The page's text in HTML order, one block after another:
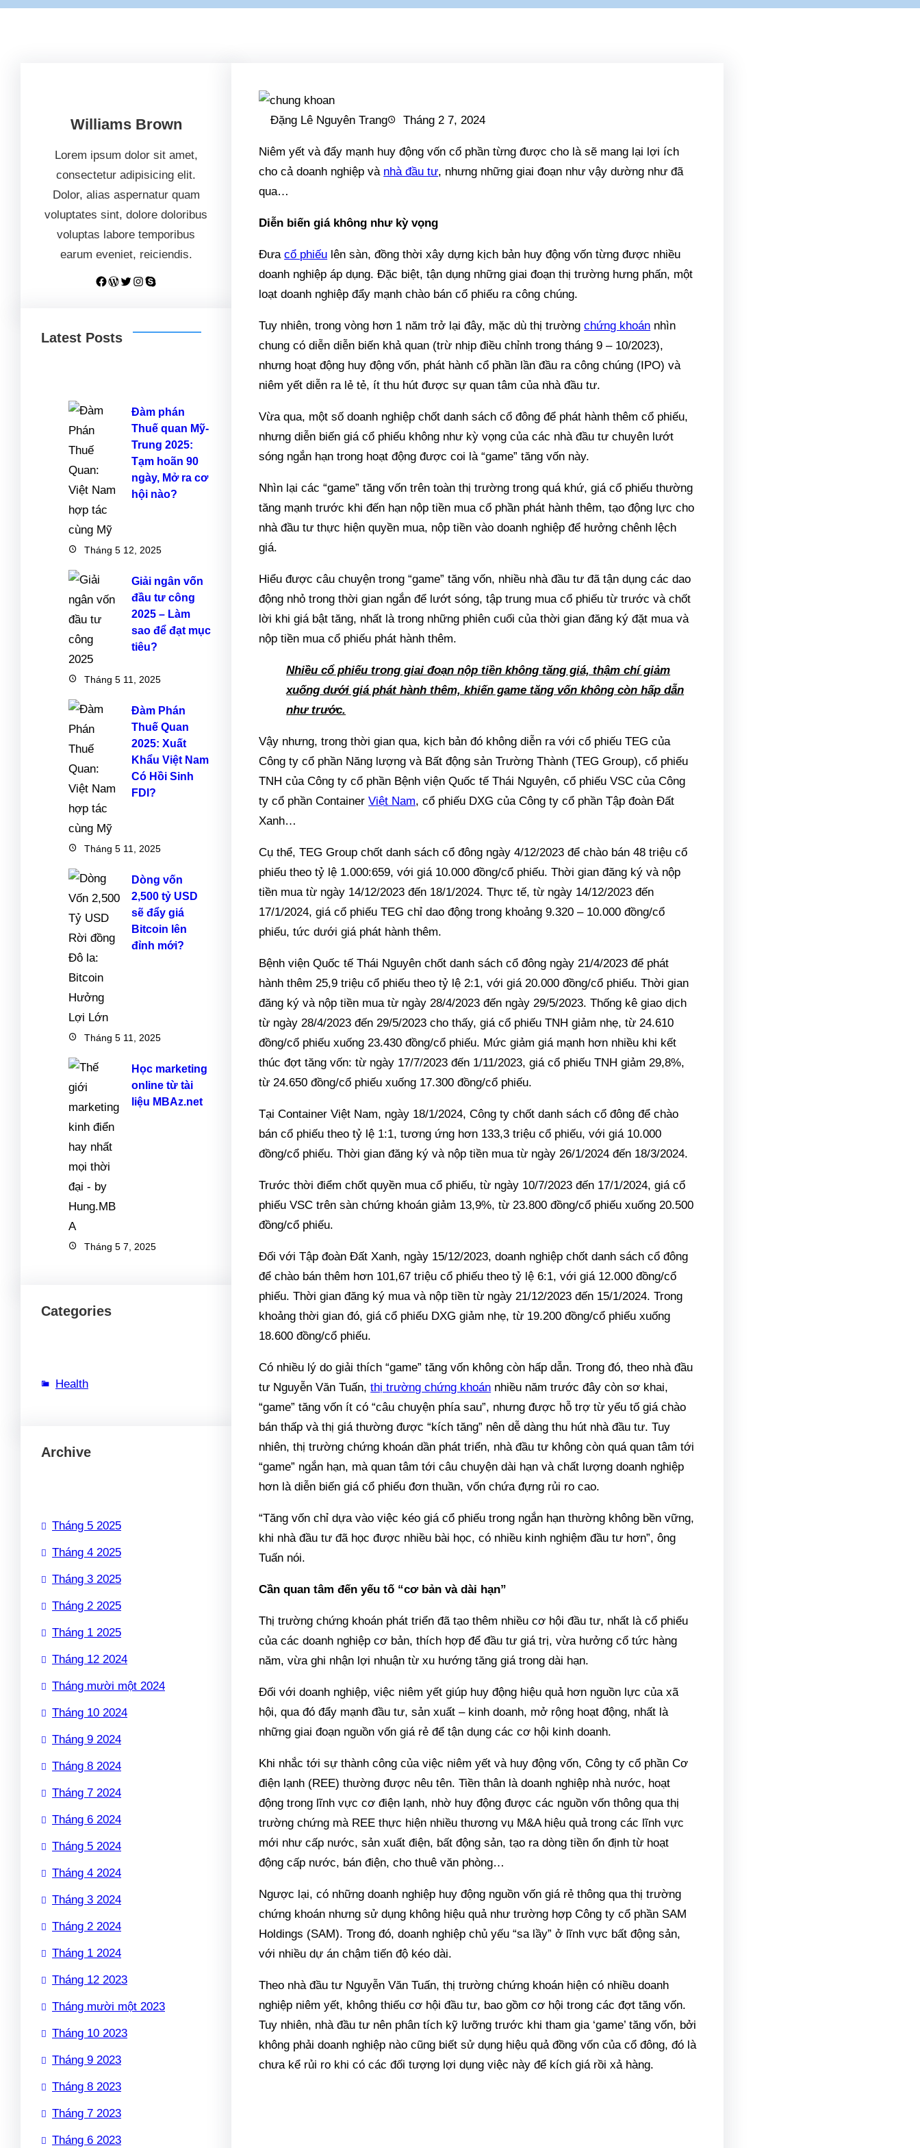
Williams Brown
Lorem ipsum dolor sit amet,
consectetur adipisicing elit.
Dolor, alias aspernatur quam
voluptates sint, dolore doloribus
voluptas labore temporibus
earum eveniet, reiciendis.
Facebook WordPress Twitter Instagram Skype
Latest Posts
Đàm phán
Thuế quan Mỹ-
Trung 2025:
Tạm hoãn 90
ngày, Mở ra cơ
hội nào?
Tháng 5 12, 2025
Giải ngân vốn
đầu tư công
2025 – Làm
sao để đạt mục
tiêu?
Tháng 5 11, 2025
Đàm Phán
Thuế Quan
2025: Xuất
Khẩu Việt Nam
Có Hồi Sinh
FDI?
Tháng 5 11, 2025
Dòng vốn
2,500 tỷ USD
sẽ đẩy giá
Bitcoin lên
đỉnh mới?
Tháng 5 11, 2025
Học marketing
online từ tài
liệu MBAz.net
Tháng 5 7, 2025
Categories
Health
Archive
Tháng 5 2025
Tháng 4 2025
Tháng 3 2025
Tháng 2 2025
Tháng 1 2025
Tháng 12 2024
Tháng mười một 2024
Tháng 10 2024
Tháng 9 2024
Tháng 8 2024
Tháng 7 2024
Tháng 6 2024
Tháng 5 2024
Tháng 4 2024
Tháng 3 2024
Tháng 2 2024
Tháng 1 2024
Tháng 12 2023
Tháng mười một 2023
Tháng 10 2023
Tháng 9 2023
Tháng 8 2023
Tháng 7 2023
Tháng 6 2023
Đặng Lê Nguyên Trang Tháng 2 7, 2024
Niêm yết và đẩy mạnh huy động vốn cổ phần từng được cho là sẽ mang lại lợi ích
cho cả doanh nghiệp và nhà đầu tư, nhưng những giai đoạn như vậy dường như đã
qua…
Diễn biến giá không như kỳ vọng
Đưacổ phiếu lên sàn, đồng thời xây dựng kịch bản huy động vốn từng được nhiều
doanh nghiệp áp dụng. Đặc biệt, tận dụng những giai đoạn thị trường hưng phấn, một
loạt doanh nghiệp đẩy mạnh chào bán cổ phiếu ra công chúng.
Tuy nhiên, trong vòng hơn 1 năm trở lại đây, mặc dù thị trườngchứng khoán nhìn
chung có diễn diễn biến khả quan (trừ nhịp điều chỉnh trong tháng 9 – 10/2023),
nhưng hoạt động huy động vốn, phát hành cổ phần lần đầu ra công chúng (IPO) và
niêm yết diễn ra lẻ tẻ, ít thu hút được sự quan tâm của nhà đầu tư.
Vừa qua, một số doanh nghiệp chốt danh sách cổ đông để phát hành thêm cổ phiếu,
nhưng diễn biến giá cổ phiếu không như kỳ vọng của các nhà đầu tư chuyên lướt
sóng ngắn hạn trong hoạt động được coi là “game” tăng vốn này.
Nhìn lại các “game” tăng vốn trên toàn thị trường trong quá khứ, giá cổ phiếu thường
tăng mạnh trước khi đến hạn nộp tiền mua cổ phần phát hành thêm, tạo động lực cho
nhà đầu tư thực hiện quyền mua, nộp tiền vào doanh nghiệp để hưởng chênh lệch
giá.
Hiểu được câu chuyện trong “game” tăng vốn, nhiều nhà đầu tư đã tận dụng các dao
động nhỏ trong thời gian ngắn để lướt sóng, tập trung mua cổ phiếu từ trước và chốt
lời khi giá bật tăng, nhất là trong những phiên cuối của thời gian đăng ký đặt mua và
nộp tiền mua cổ phiếu phát hành thêm.
Nhiều cổ phiếu trong giai đoạn nộp tiền không tăng giá, thậm chí giảm
xuống dưới giá phát hành thêm, khiến game tăng vốn không còn hấp dẫn
như trước.
Vậy nhưng, trong thời gian qua, kịch bản đó không diễn ra với cổ phiếu TEG của
Công ty cổ phần Năng lượng và Bất động sản Trường Thành (TEG Group), cổ phiếu
TNH của Công ty cổ phần Bệnh viện Quốc tế Thái Nguyên, cổ phiếu VSC của Công
ty cổ phần ContainerViệt Nam, cổ phiếu DXG của Công ty cổ phần Tập đoàn Đất
Xanh…
Cụ thể, TEG Group chốt danh sách cổ đông ngày 4/12/2023 để chào bán 48 triệu cổ
phiếu theo tỷ lệ 1.000:659, với giá 10.000 đồng/cổ phiếu. Thời gian đăng ký và nộp
tiền mua từ ngày 14/12/2023 đến 18/1/2024. Thực tế, từ ngày 14/12/2023 đến
17/1/2024, giá cổ phiếu TEG chỉ dao động trong khoảng 9.320 – 10.000 đồng/cổ
phiếu, tức dưới giá phát hành thêm.
Bệnh viện Quốc tế Thái Nguyên chốt danh sách cổ đông ngày 21/4/2023 để phát
hành thêm 25,9 triệu cổ phiếu theo tỷ lệ 2:1, với giá 20.000 đồng/cổ phiếu. Thời gian
đăng ký và nộp tiền mua từ ngày 28/4/2023 đến ngày 29/5/2023. Thống kê giao dịch
từ ngày 28/4/2023 đến 29/5/2023 cho thấy, giá cổ phiếu TNH giảm nhẹ, từ 24.610
đồng/cổ phiếu xuống 23.430 đồng/cổ phiếu. Mức giảm giá mạnh hơn nhiều khi kết
thúc đợt tăng vốn: từ ngày 17/7/2023 đến 1/11/2023, giá cổ phiếu TNH giảm 29,8%,
từ 24.650 đồng/cổ phiếu xuống 17.300 đồng/cổ phiếu.
Tại Container Việt Nam, ngày 18/1/2024, Công ty chốt danh sách cổ đông để chào
bán cổ phiếu theo tỷ lệ 1:1, tương ứng hơn 133,3 triệu cổ phiếu, với giá 10.000
đồng/cổ phiếu. Thời gian đăng ký và nộp tiền mua từ ngày 26/1/2024 đến 18/3/2024.
Trước thời điểm chốt quyền mua cổ phiếu, từ ngày 10/7/2023 đến 17/1/2024, giá cổ
phiếu VSC trên sàn chứng khoán giảm 13,9%, từ 23.800 đồng/cổ phiếu xuống 20.500
đồng/cổ phiếu.
Đối với Tập đoàn Đất Xanh, ngày 15/12/2023, doanh nghiệp chốt danh sách cổ đông
để chào bán thêm hơn 101,67 triệu cổ phiếu theo tỷ lệ 6:1, với giá 12.000 đồng/cổ
phiếu. Thời gian đăng ký mua và nộp tiền từ ngày 21/12/2023 đến 15/1/2024. Trong
khoảng thời gian đó, giá cổ phiếu DXG giảm nhẹ, từ 19.200 đồng/cổ phiếu xuống
18.600 đồng/cổ phiếu.
Có nhiều lý do giải thích “game” tăng vốn không còn hấp dẫn. Trong đó, theo nhà đầu
tư Nguyễn Văn Tuấn,thị trường chứng khoán nhiều năm trước đây còn sơ khai,
“game” tăng vốn ít có “câu chuyện phía sau”, nhưng được hỗ trợ từ yếu tố giá chào
bán thấp và thị giá thường được “kích tăng” nên dễ dàng thu hút nhà đầu tư. Tuy
nhiên, thị trường chứng khoán dần phát triển, nhà đầu tư không còn quá quan tâm tới
“game” ngắn hạn, mà quan tâm tới câu chuyện dài hạn và chất lượng doanh nghiệp
hơn là diễn biến giá cổ phiếu đơn thuần, vốn chứa đựng rủi ro cao.
“Tăng vốn chỉ dựa vào việc kéo giá cổ phiếu trong ngắn hạn thường không bền vững,
khi nhà đầu tư đã học được nhiều bài học, có nhiều kinh nghiệm đầu tư hơn”, ông
Tuấn nói.
Cần quan tâm đến yếu tố “cơ bản và dài hạn”
Thị trường chứng khoán phát triển đã tạo thêm nhiều cơ hội đầu tư, nhất là cổ phiếu
của các doanh nghiệp cơ bản, thích hợp để đầu tư giá trị, vừa hưởng cổ tức hàng
năm, vừa ghi nhận lợi nhuận từ xu hướng tăng giá trong dài hạn.
Đối với doanh nghiệp, việc niêm yết giúp huy động hiệu quả hơn nguồn lực của xã
hội, qua đó đẩy mạnh đầu tư, sản xuất – kinh doanh, mở rộng hoạt động, nhất là
những giai đoạn nguồn vốn giá rẻ để tận dụng các cơ hội kinh doanh.
Khi nhắc tới sự thành công của việc niêm yết và huy động vốn, Công ty cổ phần Cơ
điện lạnh (REE) thường được nêu tên. Tiền thân là doanh nghiệp nhà nước, hoạt
động trong lĩnh vực cơ điện lạnh, nhờ huy động được các nguồn vốn thông qua thị
trường chứng mà REE thực hiện nhiều thương vụ M&A hiệu quả trong các lĩnh vực
mới như cấp nước, sản xuất điện, bất động sản, tạo ra dòng tiền ổn định từ hoạt
động cấp nước, bán điện, cho thuê văn phòng…
Ngược lại, có những doanh nghiệp huy động nguồn vốn giá rẻ thông qua thị trường
chứng khoán nhưng sử dụng không hiệu quả như trường hợp Công ty cổ phần SAM
Holdings (SAM). Trong đó, doanh nghiệp chủ yếu “sa lầy” ở lĩnh vực bất động sản,
với nhiều dự án chậm tiến độ kéo dài.
Theo nhà đầu tư Nguyễn Văn Tuấn, thị trường chứng khoán hiện có nhiều doanh
nghiệp niêm yết, không thiếu cơ hội đầu tư, bao gồm cơ hội trong các đợt tăng vốn.
Tuy nhiên, nhà đầu tư nên phân tích kỹ lưỡng trước khi tham gia ‘game’ tăng vốn, bởi
không phải doanh nghiệp nào cũng biết sử dụng hiệu quả đồng vốn của cổ đông, đó là
chưa kể rủi ro khi có các đối tượng lợi dụng việc này để kích giá rồi xả hàng.